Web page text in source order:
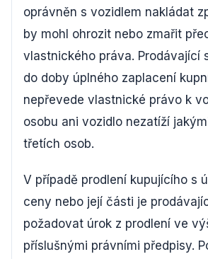
oprávněn s vozidlem nakládat
by mohl ohrozit nebo zmařit
vlastnického práva. Prodávající
do doby úplného zaplacení
nepřevede vlastnické právo k
osobu ani vozidlo nezatíží
třetích osob.
V případě prodlení kupujícího s
ceny nebo její části je
požadovat úrok z prodlení ve
příslušnými právními předpisy.